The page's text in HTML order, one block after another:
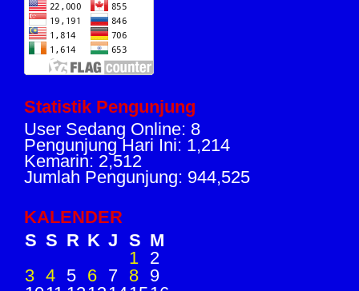
Statistik Pengunjung
User Sedang Online: 8
Pengunjung Hari Ini: 1,214
Kemarin: 2,512
Jumlah Pengunjung: 944,525
KALENDER
S S R K J S M
1 2
3 4 5 6 7 8 9